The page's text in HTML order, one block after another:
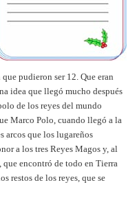
pudieron ser 12. Que eran
idea que llegó mucho después
de los reyes del mundo
Marco Polo, cuando llegó a la
arcos que los lugareños
a los tres Reyes Magos y, al
que encontró de todo en Tierra
restos de los reyes, que se